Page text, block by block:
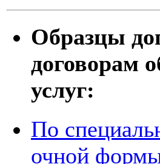
Образцы
договорам
услуг:
По
очной